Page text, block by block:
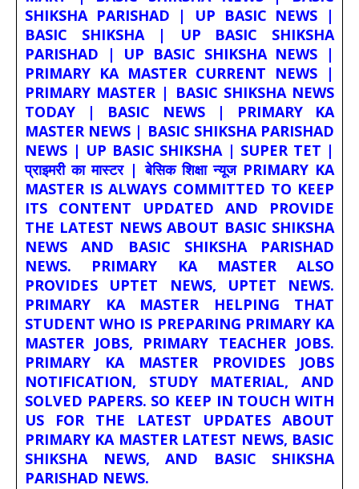
SHIKSHA PARISHAD | UP BASIC NEWS |
BASIC SHIKSHA | UP BASIC SHIKSHA
PARISHAD | UP BASIC SHIKSHA NEWS |
PRIMARY KA MASTER CURRENT NEWS |
PRIMARY MASTER | BASIC SHIKSHA NEWS
TODAY | BASIC NEWS | PRIMARY KA
MASTER NEWS | BASIC SHIKSHA PARISHAD
NEWS | UP BASIC SHIKSHA | SUPER TET |
प्राइमरी का मास्टर | बेसिक शिक्षा न्यूज PRIMARY KA
MASTER IS ALWAYS COMMITTED TO KEEP
ITS CONTENT UPDATED AND PROVIDE
THE LATEST NEWS ABOUT BASIC SHIKSHA
NEWS AND BASIC SHIKSHA PARISHAD
NEWS. PRIMARY KA MASTER ALSO
PROVIDES UPTET NEWS, UPTET NEWS.
PRIMARY KA MASTER HELPING THAT
STUDENT WHO IS PREPARING PRIMARY KA
MASTER JOBS, PRIMARY TEACHER JOBS.
PRIMARY KA MASTER PROVIDES JOBS
NOTIFICATION, STUDY MATERIAL, AND
SOLVED PAPERS. SO KEEP IN TOUCH WITH
US FOR THE LATEST UPDATES ABOUT
PRIMARY KA MASTER LATEST NEWS, BASIC
SHIKSHA NEWS, AND BASIC SHIKSHA
PARISHAD NEWS.